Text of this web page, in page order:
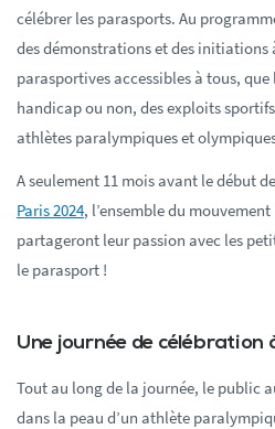
célébrer les parasports. Au
des démonstrations et des initiations
parasportives accessibles à tous,
handicap ou non, des exploits
athlètes paralympiques et
A seulement 11 mois avant le début
Paris 2024, l’ensemble du
partageront leur passion avec les
le parasport !
Une journée de célébration
Tout au long de la journée, le public
dans la peau d’un athlète